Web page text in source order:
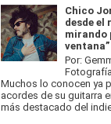
Chico
desde el
mirando
ventana”
Por:
Muchos lo conocen ya
acordes de su guitarra
más destacado del indie